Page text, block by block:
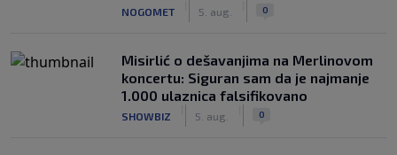
NOGOMET 5. aug. 0
Misirlić o dešavanjima na Merlinovom
koncertu: Siguran sam da je najmanje
1.000 ulaznica falsifikovano
SHOWBIZ 5. aug. 0